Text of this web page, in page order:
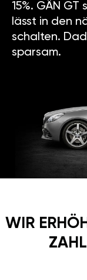
15%. GÄN
lässt in den
schalten.
sparsam.
WIR